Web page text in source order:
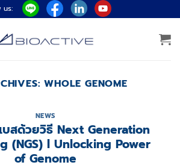
us:
WHOLE GENOME
NEWS
บสด้วยวิธี Next Generation
(NGS) l Unlocking Power
of Genome